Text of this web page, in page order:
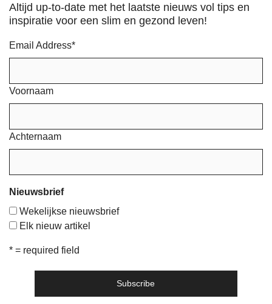
Altijd up-to-date met het laatste nieuws vol tips en
inspiratie voor een slim en gezond leven!
Email Address*
Voornaam
Achternaam
Nieuwsbrief
Wekelijkse nieuwsbrief
Elk nieuw artikel
* = required field